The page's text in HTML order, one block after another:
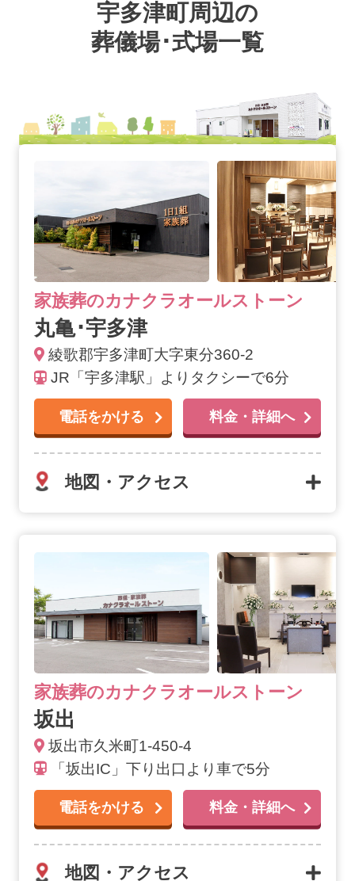
宇多津町周辺の
葬儀場･式場一覧
家族葬のカナクラオールストーン
丸亀･宇多津
綾歌郡宇多津町大字東分360-2
JR「宇多津駅」よりタクシーで6分
電話をかける 料金・詳細へ
地図・アクセス
家族葬のカナクラオールストーン
坂出
坂出市久米町1-450-4
「坂出IC」下り出口より車で5分
電話をかける 料金・詳細へ
地図・アクセス